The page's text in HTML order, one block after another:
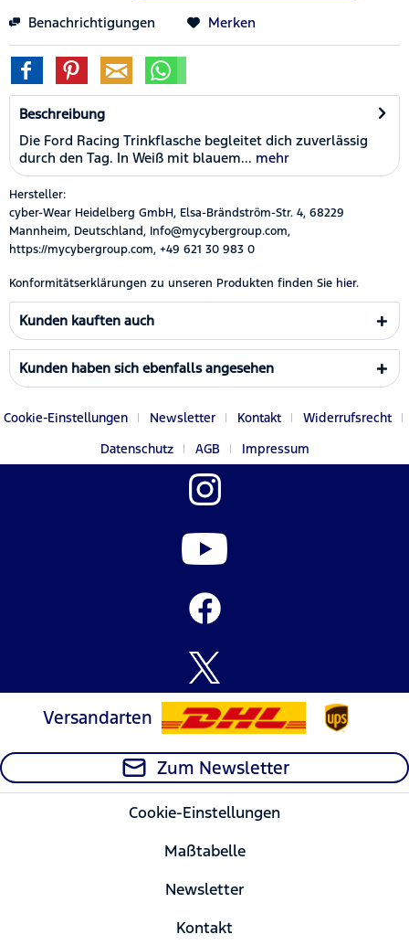
Benachrichtigungen Merken
Beschreibung
Die Ford Racing Trinkflasche begleitet dich zuverlässig
durch den Tag. In Weiß mit blauem... mehr
Hersteller:
cyber-Wear Heidelberg GmbH, Elsa-Brändström-Str. 4, 68229
Mannheim, Deutschland, Info@mycybergroup.com,
https://mycybergroup.com, +49 621 30 983 0
Konformitätserklärungen zu unseren Produkten finden Sie hier.
Kunden kauften auch
Kunden haben sich ebenfalls angesehen
Cookie-Einstellungen Newsletter Kontakt
Widerrufsrecht
Datenschutz
AGB Impressum
Versandarten
Zum Newsletter
Cookie-Einstellungen
Maßtabelle
Newsletter
Kontakt